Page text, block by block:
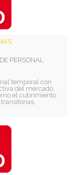
PERSONAL
temporal con
del mercado,
el cubrimiento